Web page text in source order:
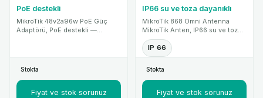
PoE destekli
MikroTik 48v2a96w PoE Güç
Adaptörü, PoE destekli —
Stokta
Fiyat ve stok sorunuz
IP66 su ve toza dayanıklı
MikroTik 868 Omni Antenna
MikroTik Anten, IP66 su ve toza
dayanıklı — MikroTik kablosuz
sistemlerle uyumlu yüksek
kazançlı anten çözümüdür.
için MikroTik Mağaza.
IP 66
Stokta
Fiyat ve stok sorunuz